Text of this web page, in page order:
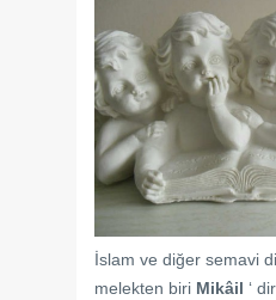
İslam ve diğer semavi
melekten biri Mikâil ‘